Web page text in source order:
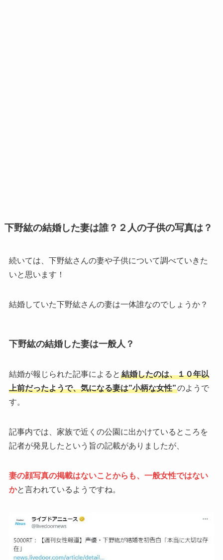
下野紘の結婚した妻は誰？２人の子供の写真は？
続いては、下野紘さんの妻や子供について調べていきた
いと思います！
結婚していた下野紘さんの妻は一体誰なのでしょうか？
下野紘の結婚した妻は一般人？
結婚が報じられた記事によると 結婚したのは、１０年以
上前だったようで、気になる妻は”小柄な女性”のようで
す。
記事内では、家族で近くの公園に出かけているところを
記者が発見したという旨の記載がありましたが、
妻の顔写真の掲載はないことからも、一般女性ではない
かと言われているようですね。